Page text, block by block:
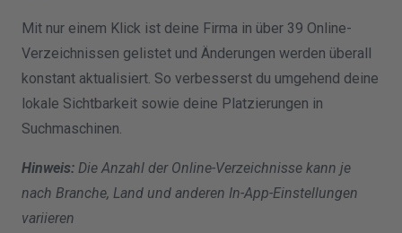
Mit nur einem Klick ist deine Firma in über 39 Online-
Verzeichnissen gelistet und Änderungen werden überall
konstant aktualisiert. So verbesserst du umgehend deine
lokale Sichtbarkeit sowie deine Platzierungen in
Suchmaschinen.
Hinweis: Die Anzahl der Online-Verzeichnisse kann je
nach Branche, Land und anderen In-App-Einstellungen
variieren